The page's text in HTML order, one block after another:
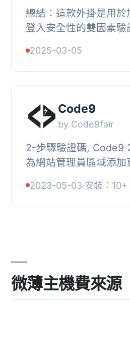
總結：這款外掛是用
登入安全性的雙因素驗
要輸入一次性代碼才能
標準的 TOTP ...
2025-03-05
Code9
by Code9fair
2-步驟驗證碼, Code9
為網站管理員區域添加
碼。, 允許使用者在啟
步驟驗...
2023-05-03·安裝：10+
微薄主機費來源